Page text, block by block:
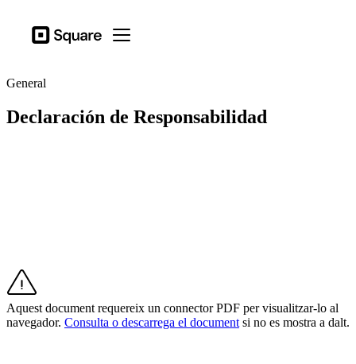
Square Open menu
Tipus d'activitat
Hardware
Preus
Comerços
General
Declaración de Responsabilidad
Aquest document requereix un connector PDF per visualitzar-lo al
navegador. Consulta o descarrega el document si no es mostra a dalt.